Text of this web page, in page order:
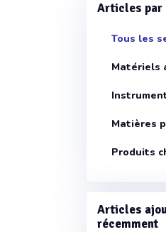
Articles par
Tous les
Articles
récemment